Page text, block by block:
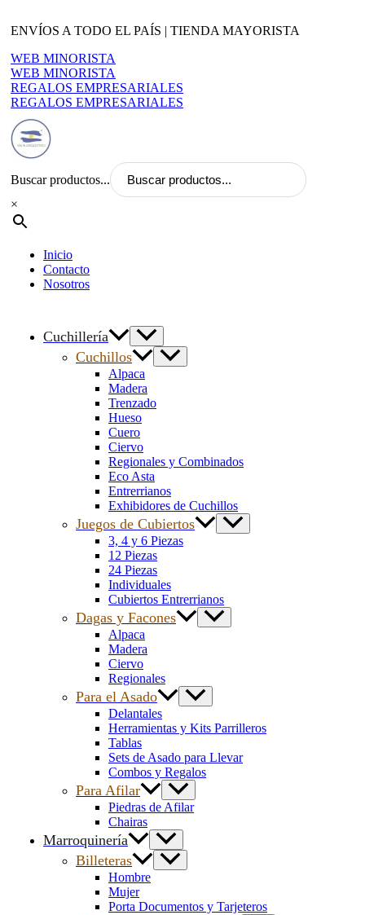
al
ENVÍOS A TODO EL PAÍS | TIENDA MAYORISTA
WEB MINORISTA
WEB MINORISTA
REGALOS EMPRESARIALES
REGALOS EMPRESARIALES
Buscar productos...
×
Inicio
Contacto
Nosotros
Cuchillería
Cuchillos
Alpaca
Madera
Trenzado
Hueso
Cuero
Ciervo
Regionales y Combinados
Eco Asta
Entrerrianos
Exhibidores de Cuchillos
Juegos de Cubiertos
3, 4 y 6 Piezas
12 Piezas
24 Piezas
Individuales
Cubiertos Entrerrianos
Dagas y Facones
Alpaca
Madera
Ciervo
Regionales
Para el Asado
Delantales
Herramientas y Kits Parrilleros
Tablas
Sets de Asado para Llevar
Combos y Regalos
Para Afilar
Piedras de Afilar
Chairas
Marroquinería
Billeteras
Hombre
Mujer
Porta Documentos y Tarjeteros